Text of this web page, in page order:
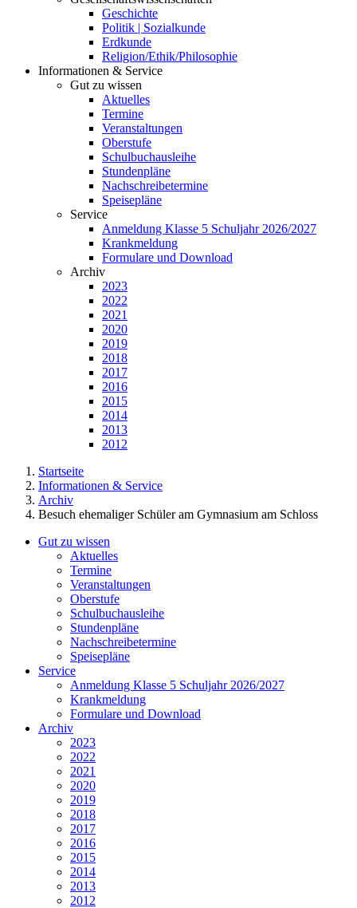
Geschichte
Politik | Sozialkunde
Erdkunde
Religion/Ethik/Philosophie
Informationen & Service
Gut zu wissen
Aktuelles
Termine
Veranstaltungen
Oberstufe
Schulbuchausleihe
Stundenpläne
Nachschreibetermine
Speisepläne
Service
Anmeldung Klasse 5 Schuljahr 2026/2027
Krankmeldung
Formulare und Download
Archiv
2023
2022
2021
2020
2019
2018
2017
2016
2015
2014
2013
2012
Startseite
Informationen & Service
Archiv
Besuch ehemaliger Schüler am Gymnasium am Schloss
Gut zu wissen
Aktuelles
Termine
Veranstaltungen
Oberstufe
Schulbuchausleihe
Stundenpläne
Nachschreibetermine
Speisepläne
Service
Anmeldung Klasse 5 Schuljahr 2026/2027
Krankmeldung
Formulare und Download
Archiv
2023
2022
2021
2020
2019
2018
2017
2016
2015
2014
2013
2012